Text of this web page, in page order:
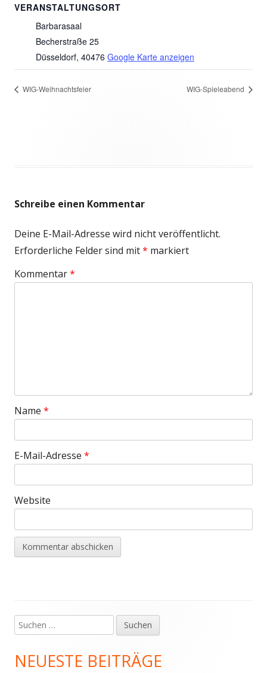
VERANSTALTUNGSORT
Barbarasaal
Becherstraße 25
Düsseldorf, 40476 Google Karte anzeigen
WIG-Weihnachtsfeier WIG-Spieleabend
Schreibe einen Kommentar
Deine E-Mail-Adresse wird nicht veröffentlicht.
Erforderliche Felder sind mit* markiert
Kommentar*
Name *
E-Mail-Adresse *
Website
Haupt-
Seitenleiste
Suchen
nach:
NEUESTE BEITRÄGE